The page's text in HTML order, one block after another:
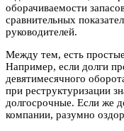
оборачиваемости
сравнительных
руководителей.
Между тем, есть
Например, если долги
девятимесячного
при реструктуризации
долгосрочные. Если же
компании, разумно